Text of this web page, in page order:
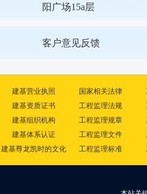
阳广场15a层
客户意见反馈
建基营业执照
建基资质证书
建基组织机构
建基体系认证
建基尊龙凯时的文化
国家相关法律
工程监理法规
工程监理规章
工程监理文件
工程监理标准